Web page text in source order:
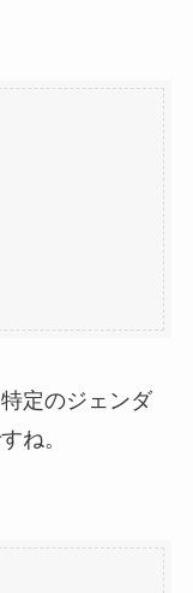
定のジェンダ
ね。